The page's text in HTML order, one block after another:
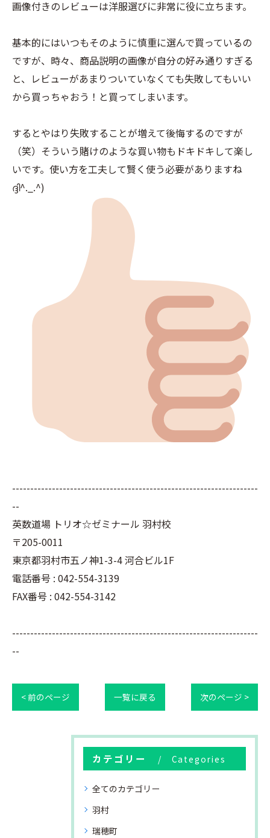
画像付きのレビューは洋服選びに非常に役に立ちます。
基本的にはいつもそのように慎重に選んで買っているの
ですが、時々、商品説明の画像が自分の好み通りすぎる
と、レビューがあまりついていなくても失敗してもいい
から買っちゃおう！と買ってしまいます。
するとやはり失敗することが増えて後悔するのですが
（笑）そういう賭けのような買い物もドキドキして楽し
いです。使い方を工夫して賢く使う必要がありますね
ദ്ദി^._.^)
--------------------------------------------------------------------
--
英数道場 トリオ☆ゼミナール 羽村校
〒205-0011
東京都羽村市五ノ神1-3-4 河合ビル1F
電話番号 : 042-554-3139
FAX番号 : 042-554-3142
--------------------------------------------------------------------
--
< 前のページ 一覧に戻る 次のページ >
カテゴリー Categories
全てのカテゴリー
羽村
瑞穂町